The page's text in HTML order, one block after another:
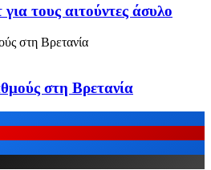
τους αιτούντες άσυλο
στη Βρετανία